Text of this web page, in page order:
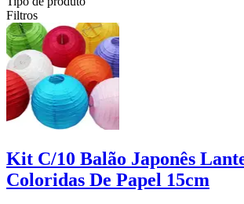
Filtros
Kit C/10 Balão Japonês
Coloridas De Papel 15cm